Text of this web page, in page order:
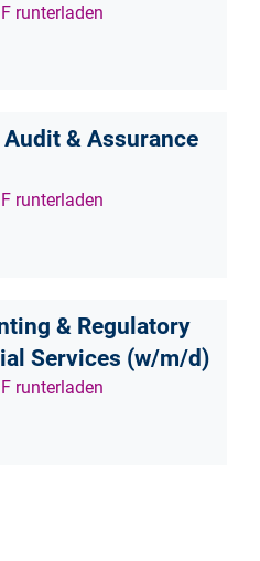
runterladen
& Assurance
runterladen
& Regulatory
Services (w/m/d)
runterladen